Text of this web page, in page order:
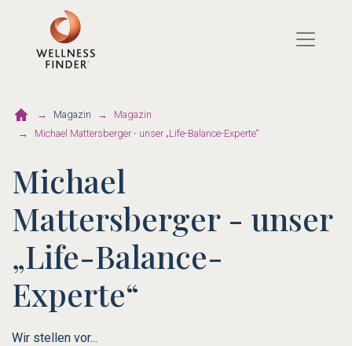
Magazin
Magazin
Michael Mattersberger - unser „Life-Balance-Experte“
Michael
Mattersberger - unser
„Life-Balance-
Experte“
Wir stellen vor...